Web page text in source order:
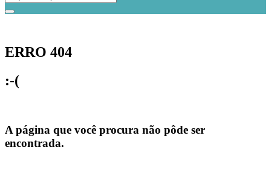
ERRO 404
:-(
A página que você procura não pôde ser
encontrada.